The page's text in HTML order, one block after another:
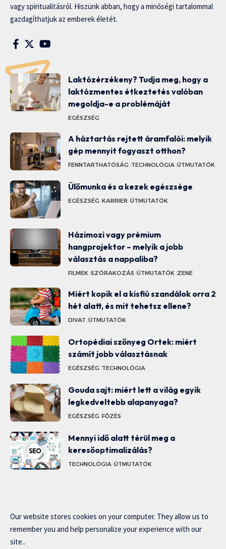
vagy spiritualitásról. Hiszünk abban, hogy a minőségi tartalommal
gazdagíthatjuk az emberek életét.
Laktózérzékeny? Tudja meg, hogy a
laktózmentes étkeztetés valóban
megoldja-e a problémáját
EGÉSZSÉG
A háztartás rejtett áramfalói: melyik
gép mennyit fogyaszt otthon?
FENNTARTHATÓSÁG TECHNOLÓGIA ÚTMUTATÓK
Ülőmunka és a kezek egészsége
EGÉSZSÉG KARRIER ÚTMUTATÓK
Házimozi vagy prémium
hangprojektor – melyik a jobb
választás a nappaliba?
FILMEK SZÓRAKOZÁS ÚTMUTATÓK ZENE
Miért kopik el a kisfiú szandálok orra 2
hét alatt, és mit tehetsz ellene?
DIVAT ÚTMUTATÓK
Ortopédiai szőnyeg Ortek: miért
számít jobb választásnak
EGÉSZSÉG TECHNOLÓGIA
Gouda sajt: miért lett a világ egyik
legkedveltebb alapanyaga?
EGÉSZSÉG FŐZÉS
Mennyi idő alatt térül meg a
keresőoptimalizálás?
TECHNOLÓGIA ÚTMUTATÓK
Our website stores cookies on your computer. They allow us to
remember you and help personalize your experience with our
site..